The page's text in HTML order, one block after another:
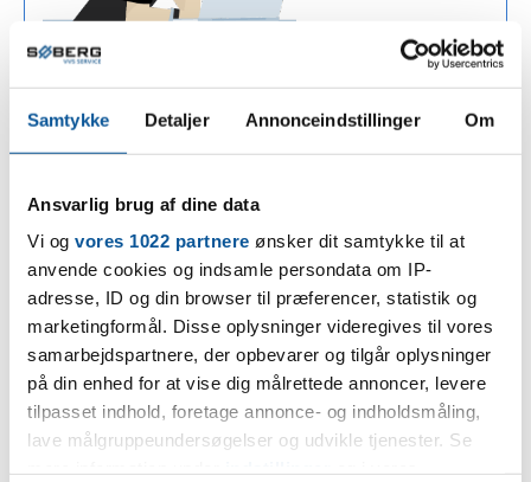
Samtykke Detaljer Annonceindstillinger Om
Ansvarlig brug af dine data
Vi og vores 1022 partnere ønsker dit samtykke til at
anvende cookies og indsamle persondata om IP-
adresse, ID og din browser til præferencer, statistik og
marketingformål. Disse oplysninger videregives til vores
samarbejdspartnere, der opbevarer og tilgår oplysninger
på din enhed for at vise dig målrettede annoncer, levere
tilpasset indhold, foretage annonce- og indholdsmåling,
lave målgruppeundersøgelser og udvikle tjenester. Se
1
2 Vi kontakter dig så hurtigt som muligt